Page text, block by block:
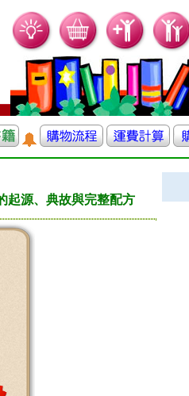
起源、典故與完整配方